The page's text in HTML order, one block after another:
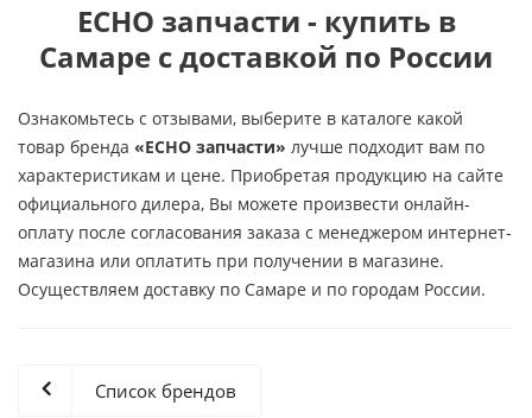
ECHO запчасти - купить в
Самаре с доставкой по России
Ознакомьтесь с отзывами, выберите в каталоге какой
товар бренда «ECHO запчасти» лучше подходит вам по
характеристикам и цене. Приобретая продукцию на сайте
официального дилера, Вы можете произвести онлайн-
оплату после согласования заказа с менеджером интернет-
магазина или оплатить при получении в магазине.
Осуществляем доставку по Самаре и по городам России.
Список брендов